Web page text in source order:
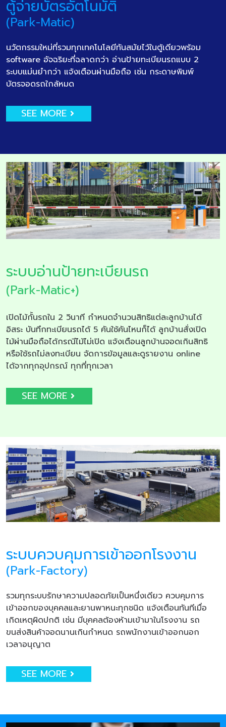
ตู้จ่ายบัตรอัตโนมัติ
(Park-Matic)
นวัตกรรมใหม่ที่รวมทุกเทคโนโลยีทันสมัยไว้ในตู้เดียวพร้อม
software อัจฉริยะที่ฉลาดกว่า อ่านป้ายทะเบียนรถแบบ 2
ระบบแม่นยำกว่า แจ้งเตือนผ่านมือถือ เช่น กระดาษพิมพ์
บัตรจอดรถใกล้หมด
SEE MORE
ระบบอ่านป้ายทะเบียนรถ
(Park-Matic+)
เปิดไม้กั้นรถใน 2 วินาที กำหนดจำนวนสิทธิแต่ละลูกบ้านได้
อิสระ บันทึกทะเบียนรถได้ 5 คันใช้คันไหนก็ได้ ลูกบ้านสั่งเปิด
ไม้ผ่านมือถือได้กรณีไม้ไม่เปิด แจ้งเตือนลูกบ้านจอดเกินสิทธิ
หรือใช้รถไม่ลงทะเบียน จัดการข้อมูลและดูรายงาน online
ได้จากทุกอุปกรณ์ ทุกที่ทุกเวลา
SEE MORE
ระบบควบคุมการเข้าออกโรงงาน
(Park-Factory)
รวมทุกระบบรักษาความปลอดภัยเป็นหนึ่งเดียว ควบคุมการ
เข้าออกของบุคคลและยานพาหนะทุกชนิด แจ้งเตือนทันทีเมื่อ
เกิดเหตุผิดปกติ เช่น มีบุคคลต้องห้ามเข้ามาในโรงงาน รถ
ขนส่งสินค้าจอดนานเกินกำหนด รถพนักงานเข้าออกนอก
เวลาอนุญาต
SEE MORE